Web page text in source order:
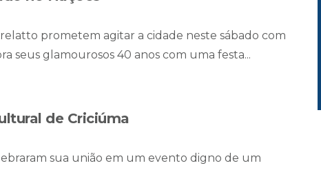
prometem agitar a cidade neste sábado com
seus glamourosos 40 anos com uma festa...
de Criciúma
sua união em um evento digno de um